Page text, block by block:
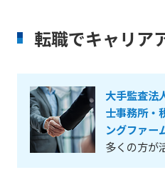
転職でキャリア
大手監査法
士事務所・
ングファー
多くの方が